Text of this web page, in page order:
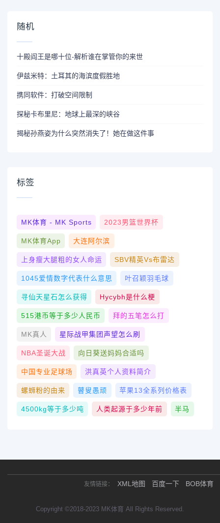
随机
十殿阎王是哪十位-解析谁在掌管你的来世
伊兹米特：土耳其的海滨度假胜地
携同软件：打破空间限制
探秘卡布里尼：地球上最深的峡谷
揭秘孙燕姿为什么突然消失了！她在做这件事
标签
MK体育 - MK Sports 2023男篮世界杯
MK体育App 大连阿尔滨
上身瘦大腿粗的女人命运 SBV精英vs布雷达
1045爱情数字代表什么意思 叶召颖羽毛球
寻仙天星石怎么获得 Hycybh是什么梗
515港币等于多少人民币 拜的五笔怎么打
MK真人 星际战甲集团声望怎么刷
NBA圣诞大战 向日葵送妈妈合适吗
中国专业足球场 洪真英个人资料简介
螺蛳粉的由来 瞽叟愚顽 苹果13全系列价格表
4500kg等于多少吨 人类起源于多少年前 半马
友情链接： XML地图 百度一下 BOB体育
Copyright ©2018-2023 MK体育 All Rights Reserved.